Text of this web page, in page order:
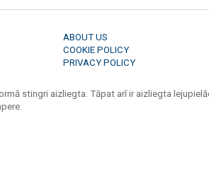
ABOUT US
COOKIE POLICY
PRIVACY POLICY
stingri aizliegta. Tāpat arī ir aizliegta